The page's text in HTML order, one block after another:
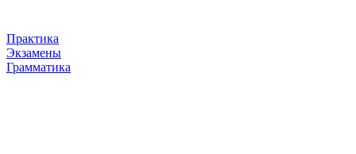
Практика
Экзамены
Грамматика